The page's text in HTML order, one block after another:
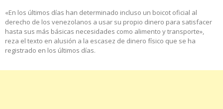
«En los últimos días han determinado incluso un boicot oficial al
derecho de los venezolanos a usar su propio dinero para satisfacer
hasta sus más básicas necesidades como alimento y transporte»,
reza el texto en alusión a la escasez de dinero físico que se ha
registrado en los últimos días.